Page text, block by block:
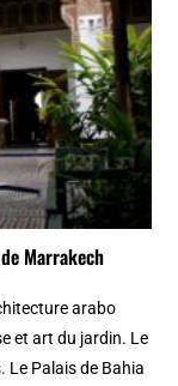
Marrakech
arabo
et art du jardin. Le
Le Palais de Bahia